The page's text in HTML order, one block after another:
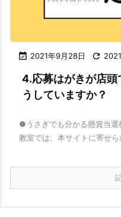
 2021年9月28日 
4.応募はがきが店
うしていますか？
●うさぎでも分かる懸賞当選
教室では、本サイトに寄せら